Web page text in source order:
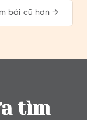
bài cũ hơn →
tìm